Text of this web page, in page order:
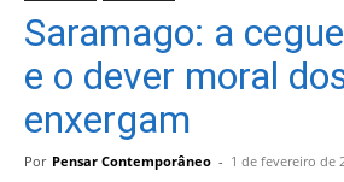
Saramago: a
e o dever moral
enxergam
Por Pensar Contemporâneo - 1 de fevereiro de